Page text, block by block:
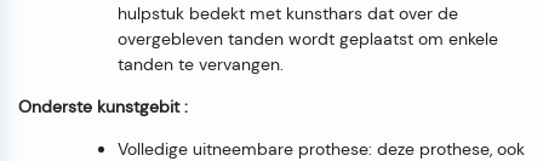
hulpstuk bedekt met kunsthars dat over de
overgebleven tanden wordt geplaatst om enkele
tanden te vervangen.
Onderste kunstgebit :
Volledige uitneembare prothese: deze prothese, ook